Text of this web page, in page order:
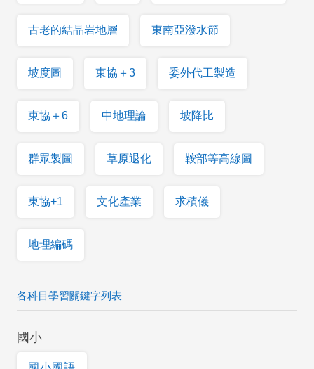
古老的結晶岩地層 東南亞潑水節
坡度圖 東協＋3 委外代工製造
東協＋6 中地理論 坡降比
群眾製圖 草原退化 鞍部等高線圖
東協+1 文化產業 求積儀
地理編碼
各科目學習關鍵字列表
國小